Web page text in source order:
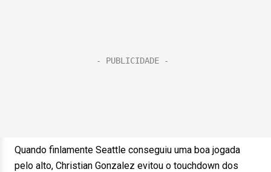
Quando finlamente Seattle conseguiu uma boa jogada
pelo alto, Christian Gonzalez evitou o touchdown dos